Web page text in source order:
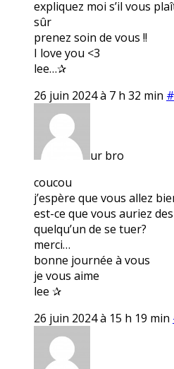
expliquez moi s’il vous
sûr
prenez soin de vous !!
I love you <3
lee…✰
26 juin 2024 à 7 h 32 min
ur bro
coucou
j’espère que vous allez
est-ce que vous auriez
quelqu’un de se tuer?
merci…
bonne journée à vous
je vous aime
lee ✰
26 juin 2024 à 15 h 19 min